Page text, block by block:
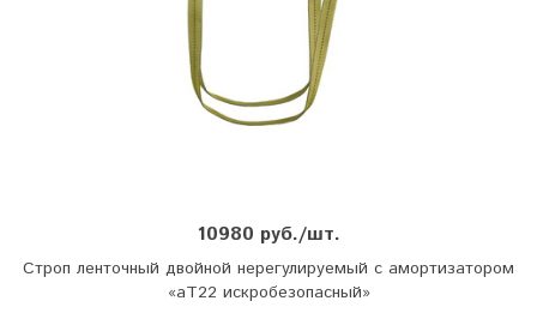
10980 руб./шт.
Строп ленточный двойной нерегулируемый с амортизатором
«аТ22 искробезопасный»